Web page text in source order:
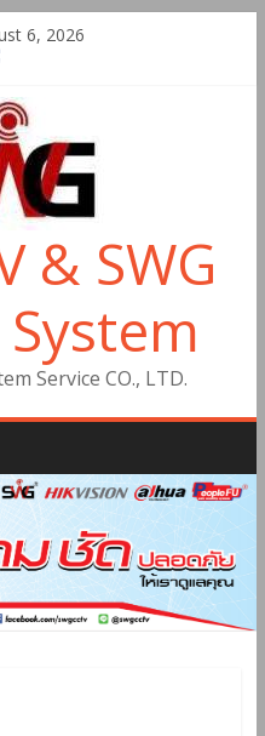
6, 2026
& SWG
Service CO., LTD.